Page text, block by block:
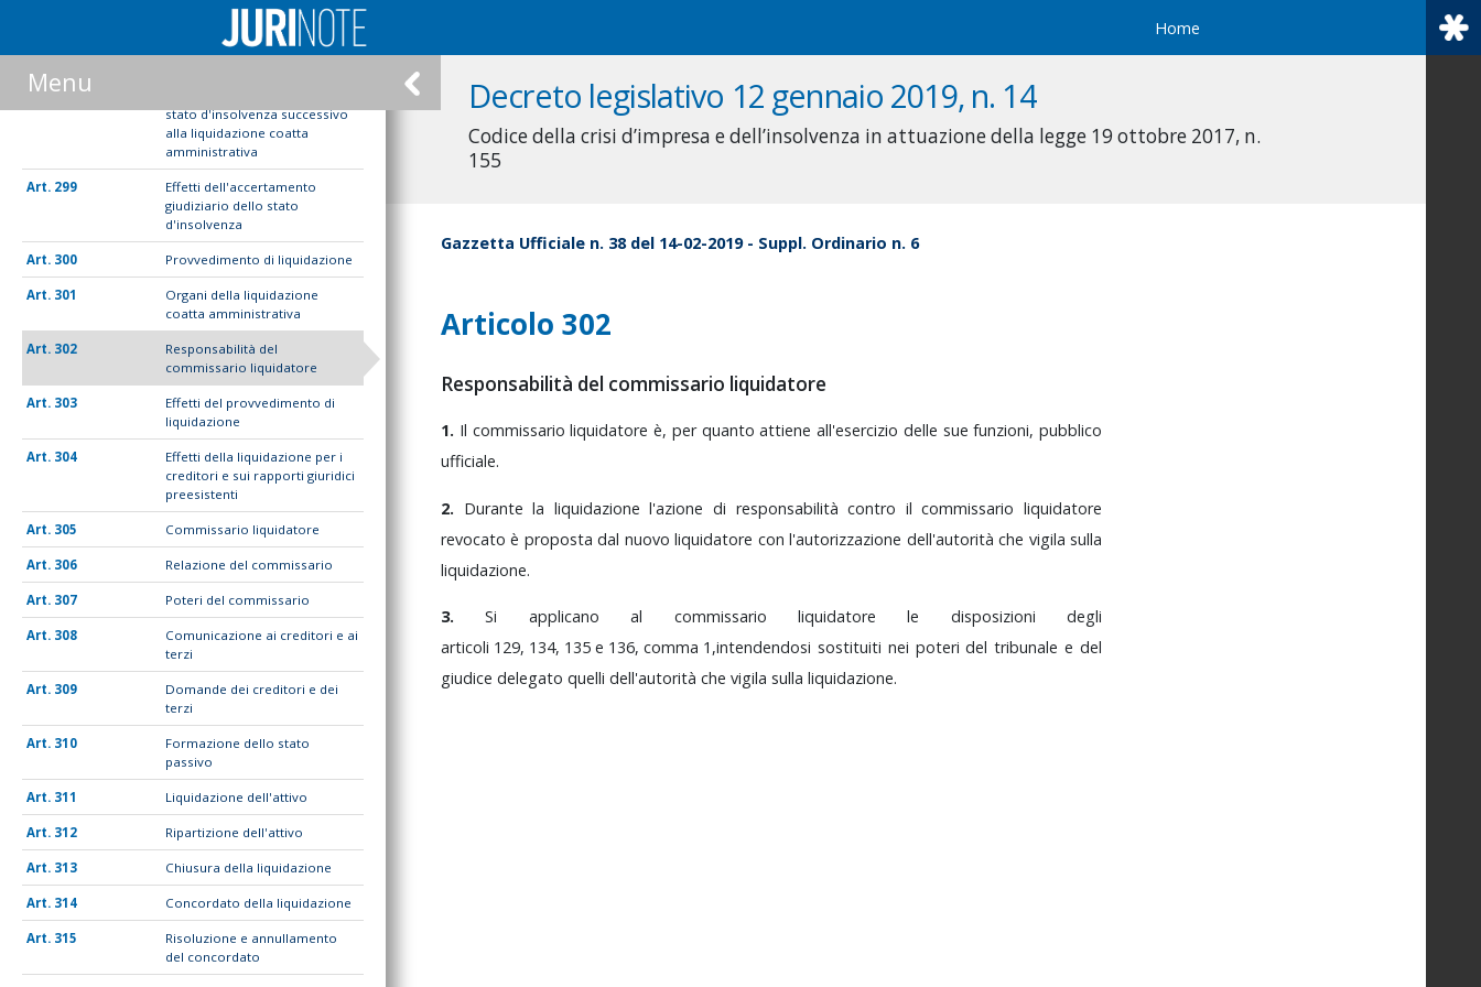
Home
Decreto legislativo 12 gennaio 2019, n. 14
Codice della crisi d’impresa e dell’insolvenza in attuazione della legge 19 ottobre 2017, n.
155
Menu
stato di insolvenza anteriore
alla liquidazione coatta
amministrativa
298
stato d'insolvenza successivo
alla liquidazione coatta
amministrativa
299
Effetti dell'accertamento
giudiziario dello stato
d'insolvenza
300 Provvedimento di liquidazione
301
Organi della liquidazione
coatta amministrativa
302
Responsabilità del
commissario liquidatore
303
Effetti del provvedimento di
liquidazione
304
Effetti della liquidazione per i
creditori e sui rapporti giuridici
preesistenti
305 Commissario liquidatore
306 Relazione del commissario
307 Poteri del commissario
308
Comunicazione ai creditori e ai
terzi
309
Domande dei creditori e dei
terzi
310
Formazione dello stato
passivo
311 Liquidazione dell'attivo
312 Ripartizione dell'attivo
313 Chiusura della liquidazione
314 Concordato della liquidazione
315
Risoluzione e annullamento
del concordato
Gazzetta Ufficiale n. 38 del 14-02-2019 - Suppl. Ordinario n. 6
Articolo 302
Responsabilità del commissario liquidatore
1. Il commissarioliquidatore è, per quantoattiene all'esercizio delle suefunzioni, pubblico
ufficiale.
2. Durantela liquidazionel'azionedi responsabilitàcontro ilcommissarioliquidatore
revocatoè propostadal nuovoliquidatore conl'autorizzazione dell'autoritàche vigilasulla
liquidazione.
3.Si applicanoal commissario liquidatorele disposizioni degli
articoli 129, 134, 135 e 136, comma 1,intendendosi sostituiti nei poterideltribunaleedel
giudice delegato quelli dell'autorità che vigila sulla liquidazione.